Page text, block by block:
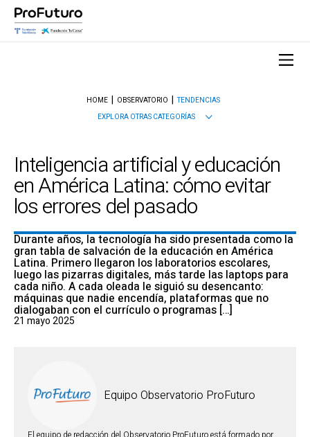
HOME OBSERVATORIO
TENDENCIAS
EXPLORA OTRAS CATEGORÍAS
Inteligencia artificial y educación
en América Latina: cómo evitar
los errores del pasado
Durante años, la tecnología ha sido presentada como la
gran tabla de salvación de la educación en América
Latina. Primero llegaron los laboratorios escolares,
luego las pizarras digitales, más tarde las laptops para
cada niño. A cada oleada le siguió su desencanto:
máquinas que nadie encendía, plataformas que no
dialogaban con el currículo o programas […]
21 mayo 2025
Equipo Observatorio ProFuturo